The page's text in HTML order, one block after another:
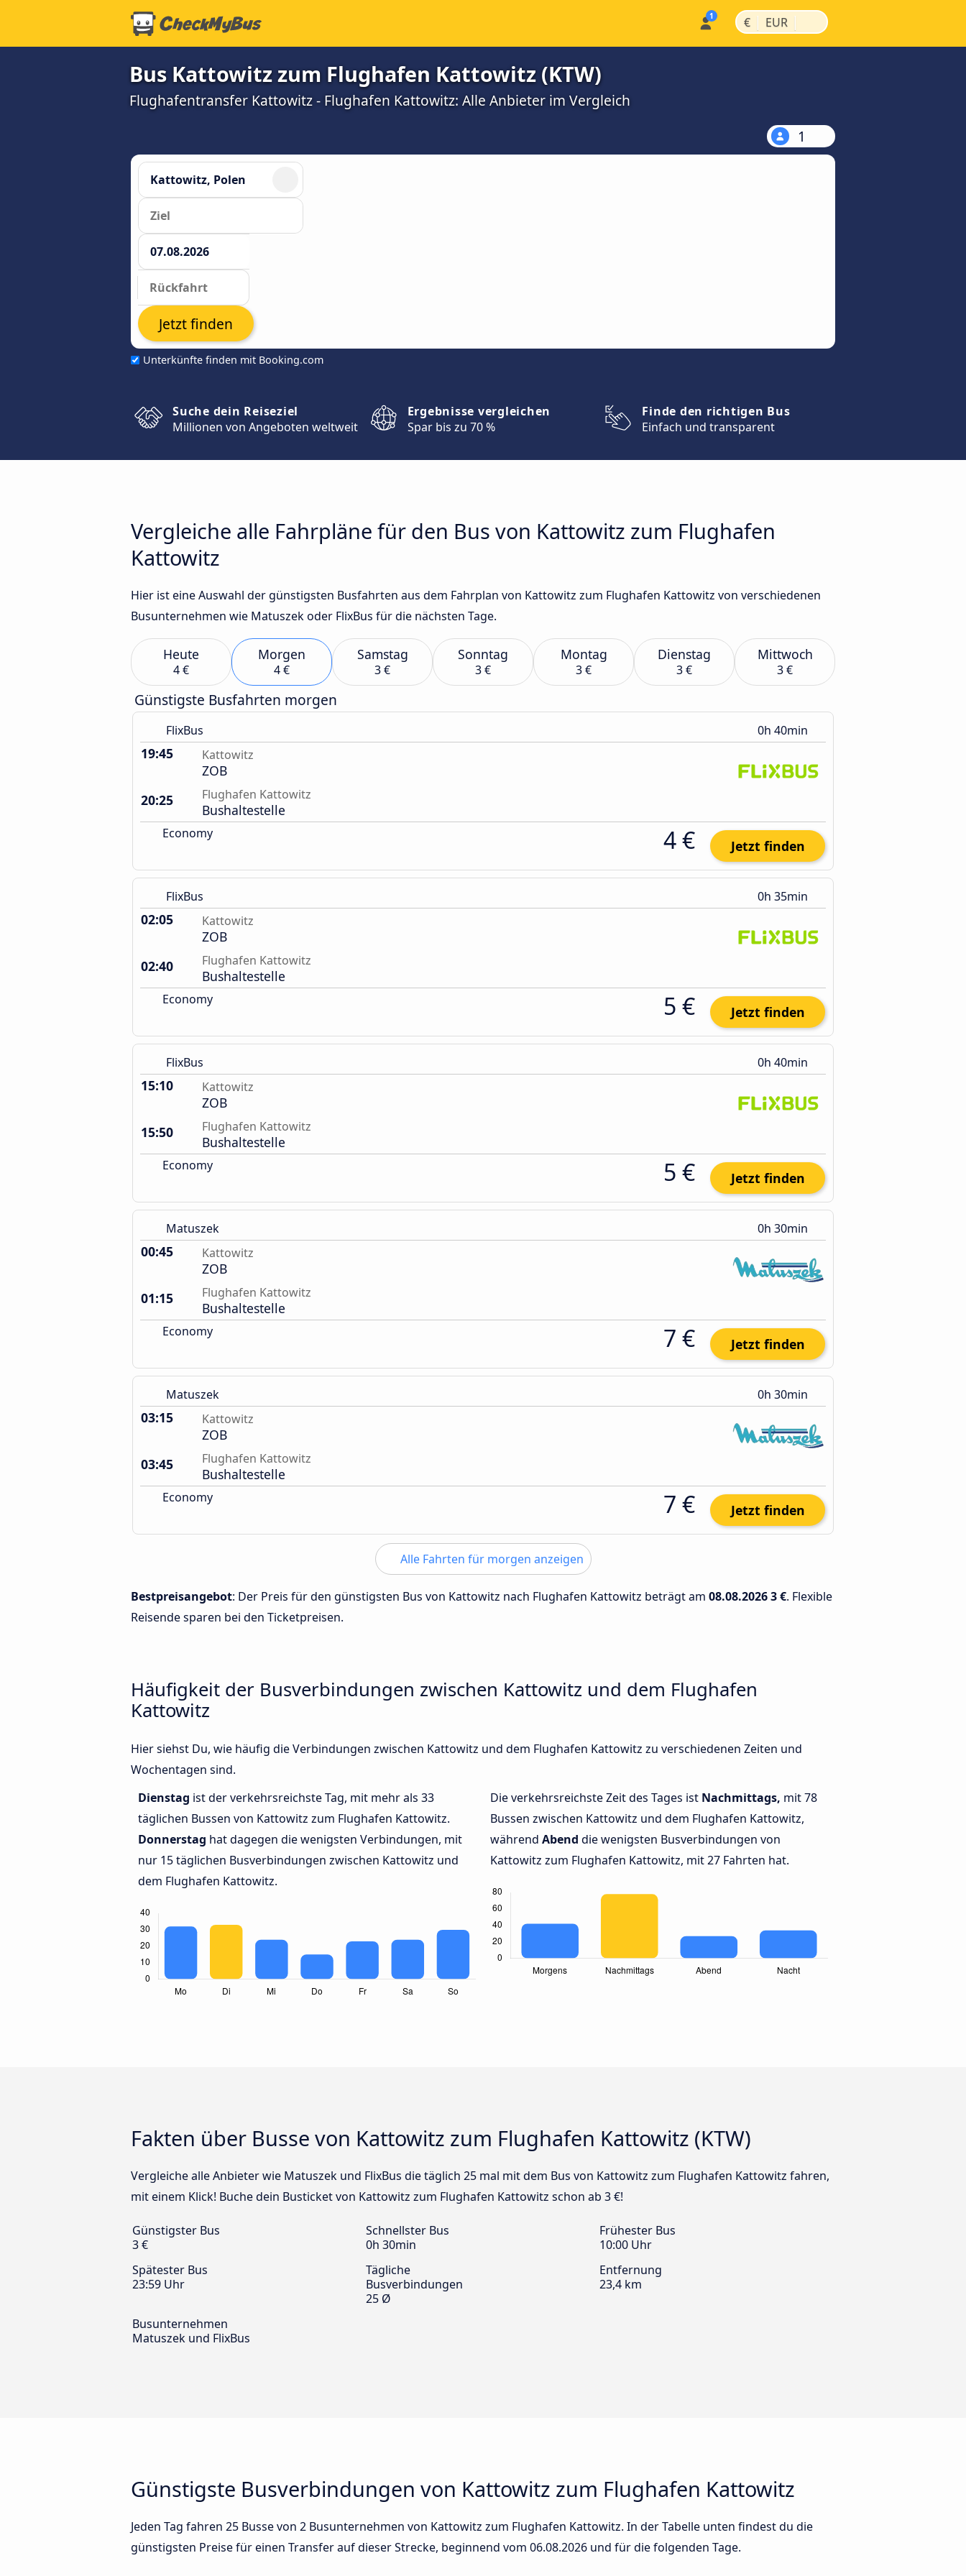
€ | EUR |
Bus Kattowitz zum Flughafen Kattowitz (KTW)
Flughafentransfer Kattowitz - Flughafen Kattowitz: Alle Anbieter im Vergleich
1
Unterkünfte finden mit Booking.com
Jetzt finden
Suche dein Reiseziel
Millionen von Angeboten weltweit
Ergebnisse vergleichen
Spar bis zu 70 %
Finde den richtigen Bus
Einfach und transparent
Vergleiche alle Fahrpläne für den Bus von Kattowitz zum Flughafen
Kattowitz
Hier ist eine Auswahl der günstigsten Busfahrten aus dem Fahrplan von Kattowitz zum Flughafen Kattowitz von verschiedenen
Busunternehmen wie Matuszek oder FlixBus für die nächsten Tage.
Heute
4 €
Morgen
4 €
Samstag
3 €
Sonntag
3 €
Montag
3 €
Dienstag
3 €
Mittwoch
3 €
Günstigste Busfahrten morgen
FlixBus 0h 40min
19:45 Kattowitz
ZOB
20:25
Flughafen Kattowitz
Bushaltestelle
Economy 4 € Jetzt finden
FlixBus 0h 35min
02:05 Kattowitz
ZOB
02:40
Flughafen Kattowitz
Bushaltestelle
Economy 5 € Jetzt finden
FlixBus 0h 40min
15:10 Kattowitz
ZOB
15:50
Flughafen Kattowitz
Bushaltestelle
Economy 5 € Jetzt finden
Matuszek 0h 30min
00:45 Kattowitz
ZOB
01:15
Flughafen Kattowitz
Bushaltestelle
Economy 7 € Jetzt finden
Matuszek 0h 30min
03:15 Kattowitz
ZOB
03:45
Flughafen Kattowitz
Bushaltestelle
Economy 7 € Jetzt finden
Alle Fahrten für morgen anzeigen
Bestpreisangebot: Der Preis für den günstigsten Bus von Kattowitz nach Flughafen Kattowitz beträgt am 08.08.20263 €. Flexible
Reisende sparen bei den Ticketpreisen.
Häufigkeit der Busverbindungen zwischen Kattowitz und dem Flughafen
Kattowitz
Hier siehst Du, wie häufig die Verbindungen zwischen Kattowitz und dem Flughafen Kattowitz zu verschiedenen Zeiten und
Wochentagen sind.
Dienstag ist der verkehrsreichste Tag, mit mehr als 33
täglichen Bussen von Kattowitz zum Flughafen Kattowitz.
Donnerstag hat dagegen die wenigsten Verbindungen, mit
nur 15 täglichen Busverbindungen zwischen Kattowitz und
dem Flughafen Kattowitz.
Die verkehrsreichste Zeit des Tages ist Nachmittags, mit 78
Bussen zwischen Kattowitz und dem Flughafen Kattowitz,
während Abend die wenigsten Busverbindungen von
Kattowitz zum Flughafen Kattowitz, mit 27 Fahrten hat.
Fakten über Busse von Kattowitz zum Flughafen Kattowitz (KTW)
Vergleiche alle Anbieter wie Matuszek und FlixBus die täglich 25 mal mit dem Bus von Kattowitz zum Flughafen Kattowitz fahren,
mit einem Klick! Buche dein Busticket von Kattowitz zum Flughafen Kattowitz schon ab 3 €!
Günstigster Bus
3 €
Schnellster Bus
0h 30min
Frühester Bus
10:00 Uhr
Spätester Bus
23:59 Uhr
Tägliche
Busverbindungen
25 Ø
Entfernung
23,4 km
Busunternehmen
Matuszek und FlixBus
Günstigste Busverbindungen von Kattowitz zum Flughafen Kattowitz
Jeden Tag fahren 25 Busse von 2 Busunternehmen von Kattowitz zum Flughafen Kattowitz. In der Tabelle unten findest du die
günstigsten Preise für einen Transfer auf dieser Strecke, beginnend vom 06.08.2026 und für die folgenden Tage.